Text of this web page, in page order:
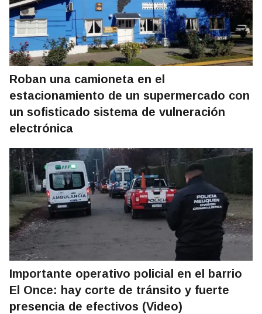
Roban una camioneta en el
estacionamiento de un supermercado con
un sofisticado sistema de vulneración
electrónica
Importante operativo policial en el barrio
El Once: hay corte de tránsito y fuerte
presencia de efectivos (Video)